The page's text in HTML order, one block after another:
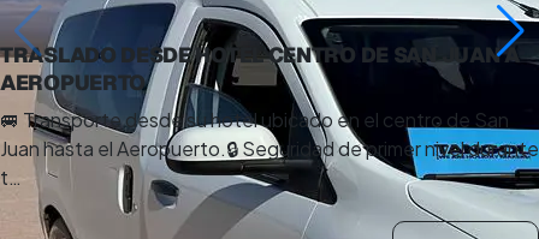
TRASLADO DESDE HOTEL CENTRO DE SAN JUAN A
AEROPUERTO
🚐 Transporte desde su hotel ubicado en el centro de San
Juan hasta el Aeropuerto.🔒 Seguridad de primer nivel durante
t…